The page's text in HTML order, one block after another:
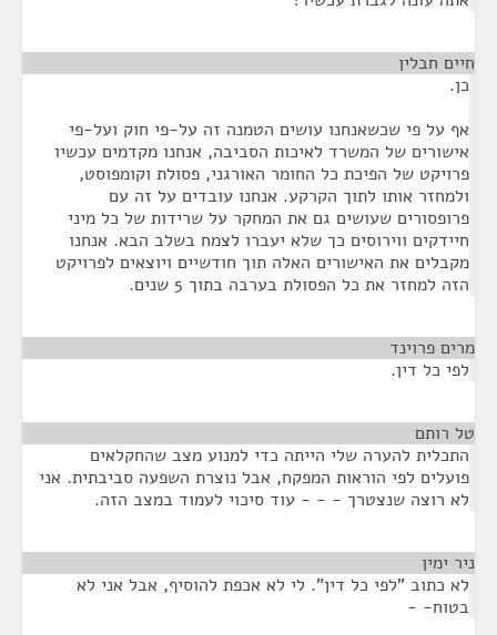
חבלין¶
על פי שכשאנחנו עושים הטמנה זה על-פי חוק ועל-פי
של המשרד לאיכות הסביבה, אנחנו מקדמים עכשיו
של הפיכת כל החומר האורגני, פסולת וקומפוסט,
אותו לתוך הקרקע. אנחנו עובדים על זה עם
שעושים גם את המחקר על שרידות של כל מיני
ווירוסים כך שלא יעברו לצמח בשלב הבא. אנחנו
את האישורים האלה תוך חודשיים ויוצאים לפרויקט
למחזר את כל הפסולת בערבה בתוך 5 שנים.
פרוינד¶
כל דין.
רותם¶
להערה שלי הייתה כדי למנוע מצב שהחקלאים
לפי הוראות המפקח, אבל נוצרת השפעה סביבתית. אני
רוצה שנצטרך - - - עוד סיכוי לעמוד במצב הזה.
ימין ¶
כתוב "לפי כל דין". לי לא אכפת להוסיף, אבל אני לא
-